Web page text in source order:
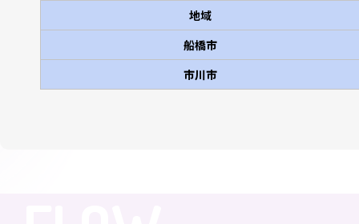
地域
船橋市
市川市